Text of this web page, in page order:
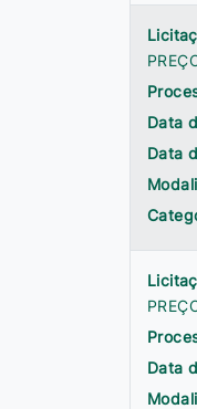
Data
Data
Data